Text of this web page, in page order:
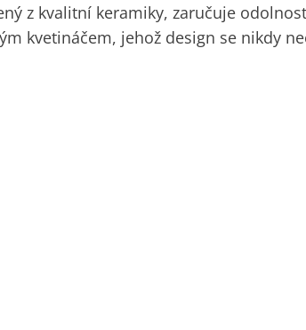
z kvalitní keramiky, zaručuje
kvetináčem, jehož design se nikdy